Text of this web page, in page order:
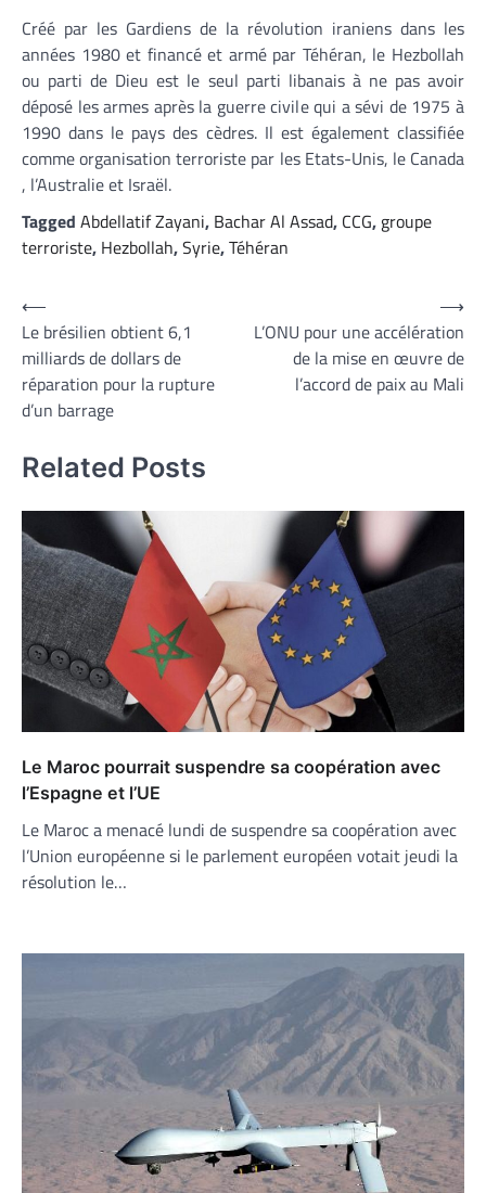
Créé par les Gardiens de la révolution iraniens dans les
années 1980 et financé et armé par Téhéran, le Hezbollah
ou parti de Dieu est le seul parti libanais à ne pas avoir
déposé les armes après la guerre civile qui a sévi de 1975 à
1990 dans le pays des cèdres. Il est également classifiée
comme organisation terroriste par les Etats-Unis, le Canada
, l’Australie et Israël.
Tagged Abdellatif Zayani, Bachar Al Assad, CCG, groupe
terroriste, Hezbollah,Syrie,Téhéran
Navigation
de
l’article
⟵
Le brésilien obtient 6,1
milliards de dollars de
réparation pour la rupture
d’un barrage
L’ONU pour une accélération
de la mise en œuvre de
l’accord de paix au Mali
⟶
Related Posts
Le Maroc pourrait suspendre sa coopération avec
l’Espagne et l’UE
Le Maroc a menacé lundi de suspendre sa coopération avec
l’Union européenne si le parlement européen votait jeudi la
résolution le…